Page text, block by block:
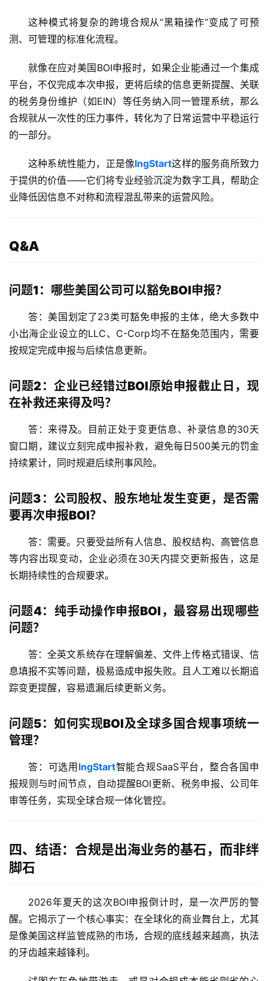
球
方
案
全
融
牌
照
答
合
作
伴
专
栏
登录 注册
这种模式将复杂的跨境合规从“黑箱操作”变成了可预
测、可管理的标准化流程。
就像在应对美国BOI申报时，如果企业能通过一个集成
平台，不仅完成本次申报，更将后续的信息更新提醒、关联
的税务身份维护（如EIN）等任务纳入同一管理系统，那么
合规就从一次性的压力事件，转化为了日常运营中平稳运行
的一部分。
这种系统性能力，正是像lngStart这样的服务商所致力
于提供的价值——它们将专业经验沉淀为数字工具，帮助企
业降低因信息不对称和流程混乱带来的运营风险。
Q&A
问题1：哪些美国公司可以豁免BOI申报？
答：美国划定了23类可豁免申报的主体，绝大多数中
小出海企业设立的LLC、C-Corp均不在豁免范围内，需要
按规定完成申报与后续信息更新。
问题2：企业已经错过BOI原始申报截止日，现
在补救还来得及吗？
答：来得及。目前正处于变更信息、补录信息的30天
窗口期，建议立刻完成申报补救，避免每日500美元的罚金
持续累计，同时规避后续刑事风险。
问题3：公司股权、股东地址发生变更，是否需
要再次申报BOI？
答：需要。只要受益所有人信息、股权结构、高管信息
等内容出现变动，企业必须在30天内提交更新报告，这是
长期持续性的合规要求。
问题4：纯手动操作申报BOI，最容易出现哪些
问题？
答：全英文系统存在理解偏差、文件上传格式错误、信
息填报不实等问题，极易造成申报失败。且人工难以长期追
踪变更提醒，容易遗漏后续更新义务。
问题5：如何实现BOI及全球多国合规事项统一
管理？
答：可选用lngStart智能合规SaaS平台，整合各国申
报规则与时间节点，自动提醒BOI更新、税务申报、公司年
审等任务，实现全球合规一体化管控。
四、结语：合规是出海业务的基石，而非绊
脚石
2026年夏天的这次BOI申报倒计时，是一次严厉的警
醒。它揭示了一个核心事实：在全球化的商业舞台上，尤其
是像美国这样监管成熟的市场，合规的底线越来越高，执法
的牙齿越来越锋利。